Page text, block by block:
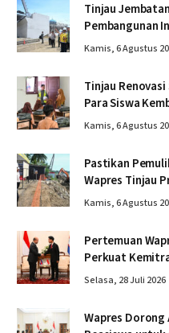
Tinjau
Pembangunan
dan Tepat
Kamis, 6 Agustus
Tinjau
Para Siswa
Pascabencana
Kamis, 6 Agustus
Pastikan
Wapres Tinjau
Krueng
Kamis, 6 Agustus
Pertemuan
Perkuat
Kamboja
Selasa, 28 Juli 2026
Wapres